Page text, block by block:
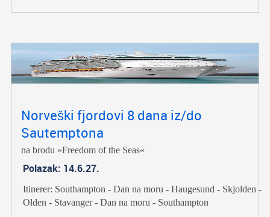
Norveški fjordovi 8 dana iz/do
Sautemptona
na brodu »Freedom of the Seas«
Polazak: 14.6.27.
Itinerer: Southampton - Dan na moru - Haugesund - Skjolden -
Olden - Stavanger - Dan na moru - Southampton